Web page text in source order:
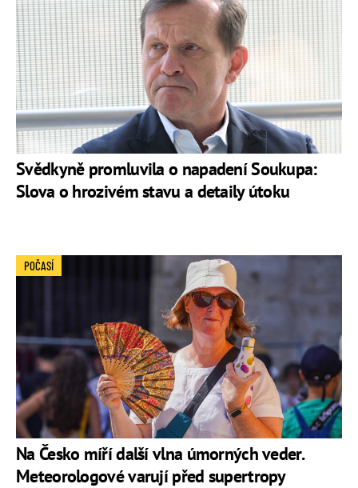
Svědkyně promluvila o napadení Soukupa:
Slova o hrozivém stavu a detaily útoku
Na Česko míří další vlna úmorných veder.
Meteorologové varují před supertropy
POČASÍ